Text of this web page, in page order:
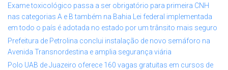
Exame toxicológico passa a ser obrigatório para primeira CNH
nas categorias A e B também na Bahia Lei federal implementada
em todo o país é adotada no estado por um trânsito mais seguro
Prefeitura de Petrolina conclui instalação de novo semáforo na
Avenida Transnordestina e amplia segurança viária
Polo UAB de Juazeiro oferece 160 vagas gratuitas em cursos de